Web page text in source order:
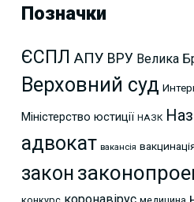
Позначки
ЄСПЛ АПУ ВРУ Велика
Верховний суд
Міністерство юстиції НАЗК
адвокат вакансія
закон